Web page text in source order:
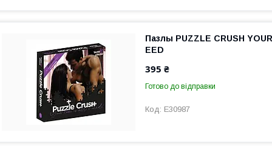
Пазлы PUZZLE CRUSH
EED
395 ₴
Готово до відправки
E30987